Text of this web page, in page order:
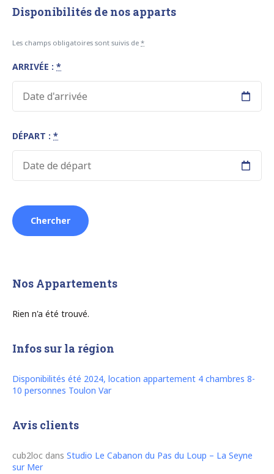
Disponibilités de nos apparts
Les champs obligatoires sont suivis de *
ARRIVÉE : *
DÉPART : *
Nos Appartements
Rien n'a été trouvé.
Infos sur la région
Disponibilités été 2024, location appartement 4 chambres 8-
10 personnes Toulon Var
Avis clients
cub2loc dans Studio Le Cabanon du Pas du Loup – La Seyne
sur Mer